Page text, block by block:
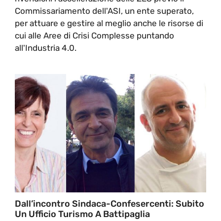
Commissariamento dell'ASI, un ente superato,
per attuare e gestire al meglio anche le risorse di
cui alle Aree di Crisi Complesse puntando
all'Industria 4.0.
Dall’incontro Sindaca-Confesercenti: Subito
Un Ufficio Turismo A Battipaglia